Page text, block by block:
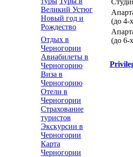
Великий Устюг
Новый год и
Рождество
Отдых в
Черногории
Авиабилеты в
Черногорию
Виза в
Черногорию
Отели в
Черногории
Страхование
туристов
Экскурсии в
Черногории
Карта
Черногории
(до 4-
(до 6-